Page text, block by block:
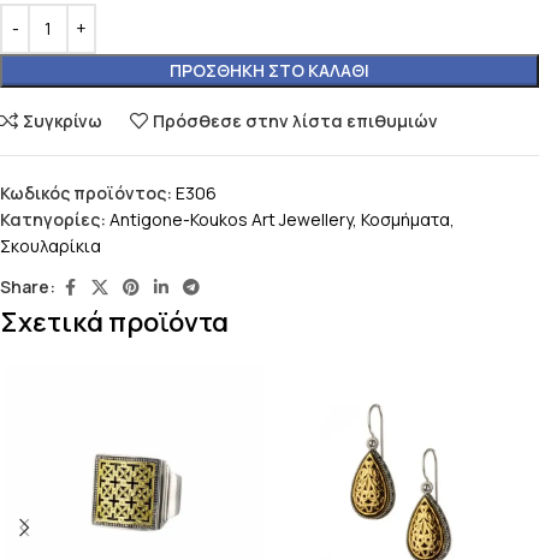
ΠΡΟΣΘΉΚΗ ΣΤΟ ΚΑΛΆΘΙ
Συγκρίνω Πρόσθεσε στην λίστα επιθυμιών
Κωδικός προϊόντος: E306
Κατηγορίες: Antigone-Koukos Art Jewellery, Κοσμήματα
Σκουλαρίκια
Share:
Σχετικά προϊόντα